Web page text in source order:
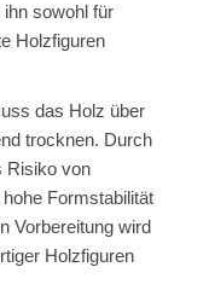
sowohl für
Holzfiguren
das Holz über
trocknen. Durch
Risiko von
Formstabilität
Vorbereitung wird
Holzfiguren